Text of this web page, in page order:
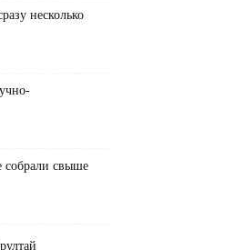
несколько
собрали свыше